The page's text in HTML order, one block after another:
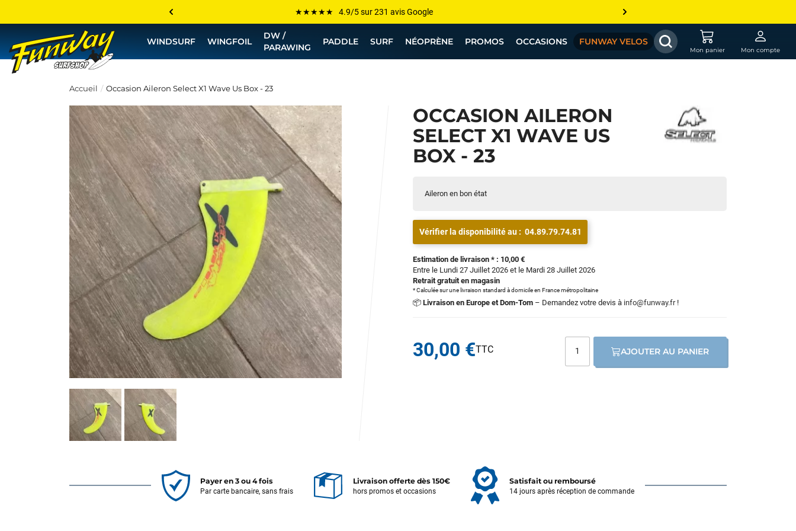
Les plus grandes marques sont chez Funway
💰 Meilleur prix garanti — Moins cher ailleurs ? On s’aligne !
WINDSURF WINGFOIL
DW /
PARAWING
PADDLE SURF NÉOPRÈNE PROMOS OCCASIONS FUNWAY VELOS
Mon panier Mon compte
Accueil Occasion Aileron Select X1 Wave Us Box - 23
OCCASION AILERON
SELECT X1 WAVE US
BOX - 23
Aileron en bon état
Vérifier la disponibilité au : 04.89.79.74.81
Estimation de livraison * : 10,00 €
Entre le Lundi 27 Juillet 2026 et le Mardi 28 Juillet 2026
Retrait gratuit en magasin
* Calculée sur une livraison standard à domicile en France métropolitaine
📦 Livraison en Europe et Dom-Tom – Demandez votre devis à info@funway.fr!
30,00 € AJOUTER AU PANIER
Payer en 3 ou 4 fois
Par carte bancaire, sans frais
Livraison offerte dès 150€
hors promos et occasions
Satisfait ou remboursé
14 jours après réception de commande